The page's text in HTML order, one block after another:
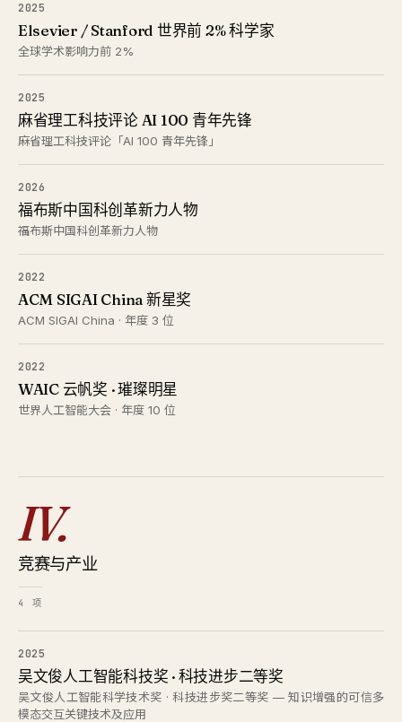
2025
Elsevier / Stanford 世界前 2% 科学家
全球学术影响力前 2%
2025
麻省理工科技评论 AI 100 青年先锋
麻省理工科技评论「AI 100 青年先锋」
2026
福布斯中国科创革新力人物
福布斯中国科创革新力人物
2022
ACM SIGAI China 新星奖
ACM SIGAI China · 年度 3 位
2022
WAIC 云帆奖 · 璀璨明星
世界人工智能大会 · 年度 10 位
IV.
竞赛与产业
4 项
2025
吴文俊人工智能科技奖 · 科技进步二等奖
吴文俊人工智能科学技术奖 · 科技进步奖二等奖 — 知识增强的可信多
模态交互关键技术及应用